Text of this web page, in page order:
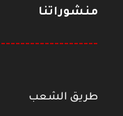
منشوراتنا
--------------------
طريق الشعب